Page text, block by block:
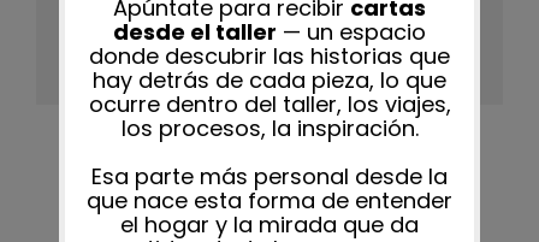
Platform!
Facebook
X RedditLinkedInWhatsApp
TumblrPinterest
Vk Xing